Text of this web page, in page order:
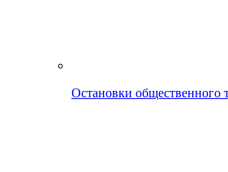
Остановки общественного